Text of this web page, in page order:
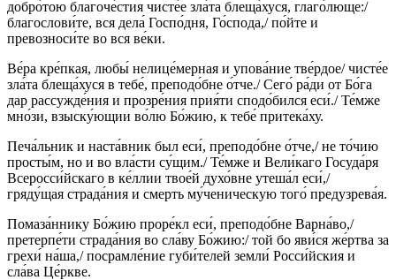
добро́тою благоче́стия чисте́е зла́та блеща́хуся, глаго́люще:/
благослови́те, вся дела́ Госпо́дня, Го́спода,/ по́йте и
превозноси́те во вся ве́ки.
Ве́ра кре́пкая, любы́ нелице́мерная и упова́ние тве́рдое/ чисте́е
зла́та блеща́хуся в тебе́, преподо́бне о́тче./ Сего́ ра́ди от Бо́га
дар рассужде́ния и прозре́ния прия́ти сподо́бился еси́./ Те́мже
мно́зи, взыску́ющии во́лю Бо́жию, к тебе́ притека́ху.
Печа́льник и наста́вник был еси́, преподо́бне о́тче,/ не то́чию
просты́м, но и во вла́сти су́щим./ Те́мже и Вели́каго Госуда́ря
Всеросси́йскаго в ке́ллии твое́й духо́вне утеша́л еси́,/
гряду́щая страда́ния и смерть му́ченическую того́ предузрева́я.
Помаза́ннику Бо́жию проре́кл еси́, преподо́бне Варна́во,/
претерпе́ти страда́ния во сла́ву Бо́жию:/ той бо яви́ся же́ртва за
грехи́ на́ша,/ посрамле́ние губи́телей земли́ Росси́йския и
сла́ва Це́ркве.